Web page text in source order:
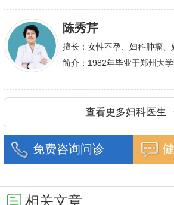
陈秀芹
擅长：女性不孕、妇科肿瘤
异位症、多囊卵巢等疾病的
简介：1982年毕业于郑州大
查看更多妇科医生
免费咨询问诊
相关文章